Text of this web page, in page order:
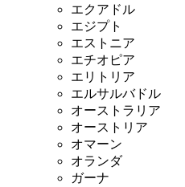
エクアドル
エジプト
エストニア
エチオピア
エリトリア
エルサルバドル
オーストラリア
オーストリア
オマーン
オランダ
ガーナ